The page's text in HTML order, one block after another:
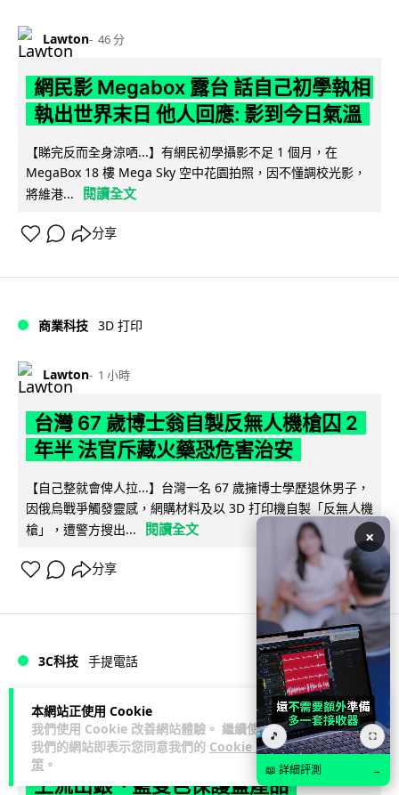
本網站正使用 Cookie
我們使用 Cookie 改善網站體驗。 繼續使用
我們的網站即表示您同意我們的 Cookie 政
策 。
Lawton 46 分
網民影 Megabox 露台 話自己初學執相
執出世界末日 他人回應: 影到今日氣溫
【睇完反而全身涼哂...】有網民初學攝影不足 1 個月，在
MegaBox 18 樓 Mega Sky 空中花園拍照，因不懂調校光影，
將維港...
閱讀全文
分享
商業科技 3D 打印
Lawton 1 小時
台灣 67 歲博士翁自製反無人機槍囚 2
年半 法官斥藏火藥恐危害治安
【自己整就會俾人拉...】台灣一名 67 歲擁博士學歷退休男子，
因俄烏戰爭觸發靈感，網購材料及以 3D 打印機自製「反無人機
槍」，遭警方搜出...
閱讀全文
分享
3C科技 手提電話
Lawton 1 小時
傳摺疊機 iPhone Ultra 顏色已定型 網
上流出銀、藍雙色保護蓋產品
×
🎵 ⛶
📖 詳細評測 →